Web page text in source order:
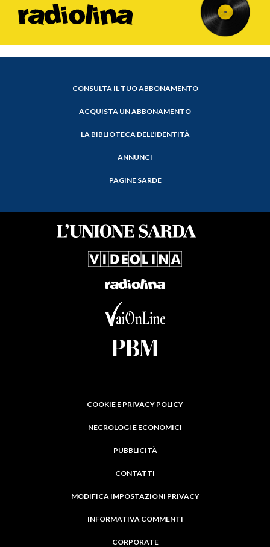
CONSULTA IL TUO ABBONAMENTO
ACQUISTA UN ABBONAMENTO
LA BIBLIOTECA DELL'IDENTITÀ
ANNUNCI
PAGINE SARDE
COOKIE E PRIVACY POLICY
NECROLOGI E ECONOMICI
PUBBLICITÀ
CONTATTI
MODIFICA IMPOSTAZIONI PRIVACY
INFORMATIVA COMMENTI
CORPORATE